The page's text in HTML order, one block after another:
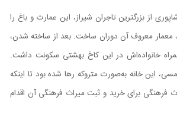
از بزرگترین تاجران شیراز، این عمارت و باغ را
معمار معروف آن دوران ساخت. بعد از ساخته شدن،
خانواده‌اش در این کاخ بهشتی سکونت داشت.
هجری شمسی، این خانه به‌صورت متروکه رها شده بود تا اینکه
میراث فرهنگی برای خرید و ثبت میراث فرهنگی آن اقدام